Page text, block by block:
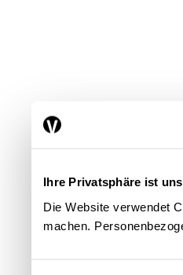
Ihre Privatsphäre ist
Die Website verwendet
machen.